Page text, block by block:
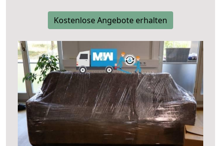
Kostenlose Angebote erhalten